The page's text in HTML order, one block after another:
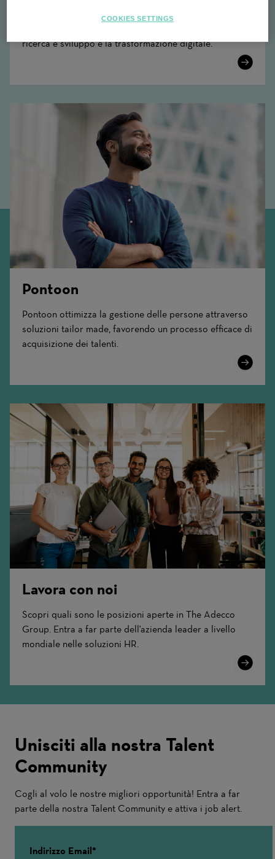
ricerca e sviluppo e la trasformazione digitale.
Learn
Pontoon
Pontoon ottimizza la gestione delle persone attraverso
soluzioni tailor made, favorendo un processo efficace di
acquisizione dei talenti.
Learn
Lavora con noi
Scopri quali sono le posizioni aperte in The Adecco
Group. Entra a far parte dell'azienda leader a livello
mondiale nelle soluzioni HR.
Learn
Unisciti alla nostra Talent
Community
Cogli al volo le nostre migliori opportunità! Entra a far
parte della nostra Talent Community e attiva i job alert.
Indirizzo Email
COOKIES SETTINGS